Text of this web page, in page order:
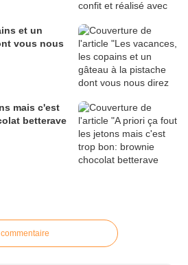
et un
vous nous
mais c'est
betterave